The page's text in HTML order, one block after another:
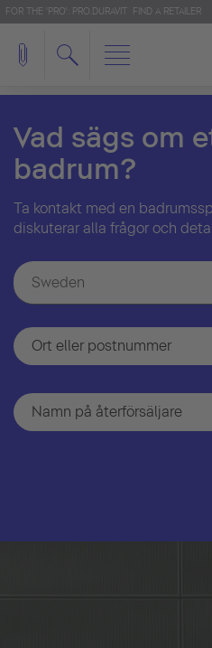
FOR THE 'PRO': PRO.DURAVIT FIND A RETAILER
Vad sägs om
badrum?
Ta kontakt med en
diskuterar alla frågor och
Sweden